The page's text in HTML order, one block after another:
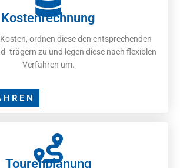
Kostenrechnung
ordnen diese den entsprechenden
-trägern zu und legen diese nach flexiblen
Verfahren um.
Tourenplanung